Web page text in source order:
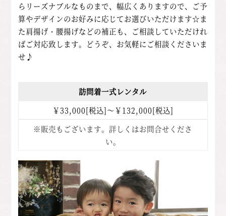
らリーズナブルなものまで、幅広くありますので、ご予
算やデザインのお好みに応じてお選びいただけます☆ま
た肩揚げ・腰揚げなどの補正も、ご相談していただけれ
ばご対応致します。どうぞ、お気軽にご相談くださいま
せ♪
訪問着一式レンタル
￥33,000[税込]～￥132,000[税込]
※販売もございます。詳しくはお問合せくださ
い。